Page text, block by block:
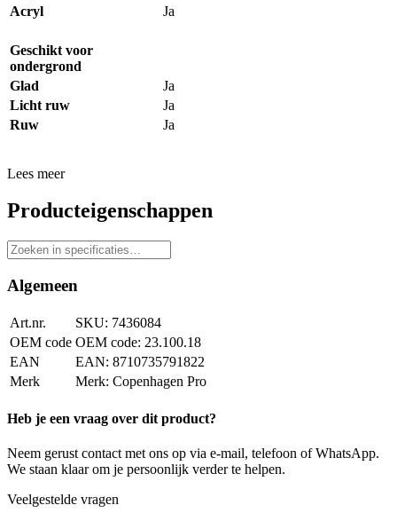
Acryl
Ja
Geschikt voor
ondergrond
Glad
Ja
Licht ruw
Ja
Ruw
Ja
Lees meer
Producteigenschappen
Algemeen
Art.nr.
7436084
OEM code
23.100.18
EAN
8710735791822
Merk
Copenhagen Pro
Heb je een vraag over dit product?
Neem gerust contact met ons op via e-mail, telefoon of WhatsApp.
We staan klaar om je persoonlijk verder te helpen.
Veelgestelde vragen